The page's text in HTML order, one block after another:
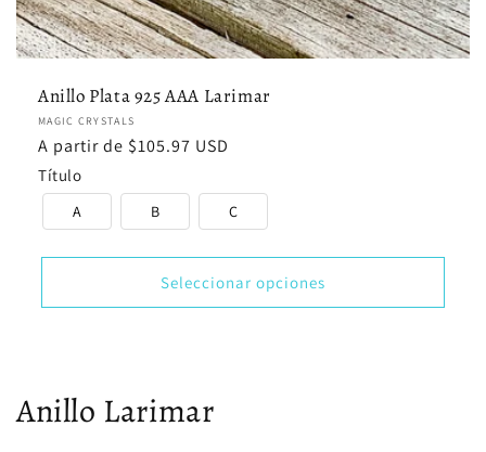
Anillo Plata 925 AAA Larimar
Proveedor:
MAGIC CRYSTALS
Precio
habitual
A partir de $105.97 USD
Título
A B C
Seleccionar opciones
Anillo Larimar